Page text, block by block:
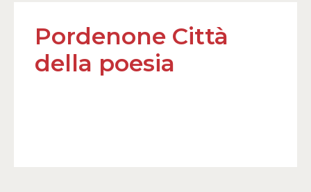
Pordenone Città
della poesia